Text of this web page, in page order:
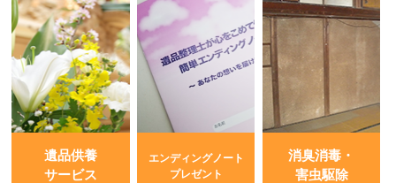
遺品供養
サービス
エンディングノート
プレゼント
消臭消毒・
害虫駆除